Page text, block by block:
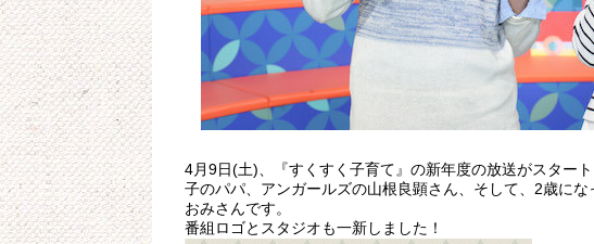
4月9日(土)、『すくすく子育て』の新年度の放送がスター
子のパパ、アンガールズの山根良顕さん、そして、2歳に
おみさんです。
番組ロゴとスタジオも一新しました！